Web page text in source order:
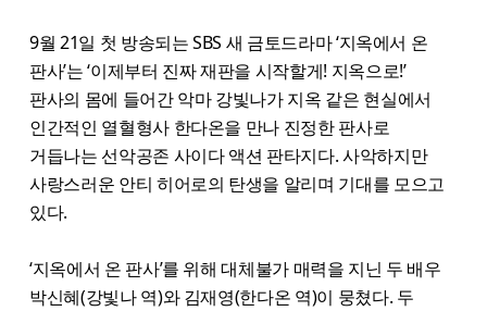
9월 21일 첫 방송되는 SBS 새 금토드라마 ‘지옥에서 온
판사’는 ‘이제부터 진짜 재판을 시작할게! 지옥으로!’
판사의 몸에 들어간 악마 강빛나가 지옥 같은 현실에서
인간적인 열혈형사 한다온을 만나 진정한 판사로
거듭나는 선악공존 사이다 액션 판타지다. 사악하지만
사랑스러운 안티 히어로의 탄생을 알리며 기대를 모으고
있다.
‘지옥에서 온 판사’를 위해 대체불가 매력을 지닌 두 배우
박신혜(강빛나 역)와 김재영(한다온 역)이 뭉쳤다. 두